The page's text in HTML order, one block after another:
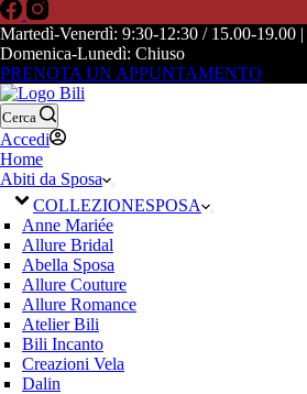
Martedì-Venerdì: 9:30-12:30 / 15.00-19.00 |
Domenica-Lunedì: Chiuso
PRENOTA UN APPUNTAMENTO
Cerca
Accedi
Home
Abiti da Sposa
COLLEZIONESPOSA
Anne Mariée
Allure Bridal
Abella Sposa
Allure Couture
Allure Romance
Atelier Bili
Bili Incanto
Creazioni Vela
Dalin